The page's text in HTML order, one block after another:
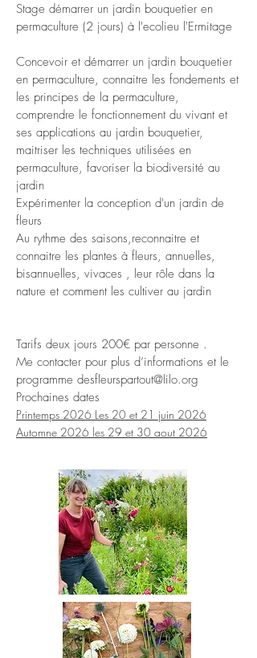
Stage démarrer un jardin bouquetier en
permaculture (2 jours) à l'ecolieu l'Ermitage
Concevoir et démarrer un jardin bouquetier
en permaculture, connaitre les fondements et
les principes de la permaculture,
comprendre le fonctionnement du vivant et
ses applications au jardin bouquetier,
maitriser les techniques utilisées en
permaculture, favoriser la biodiversité au
jardin
Expérimenter la conception d'un jardin de
fleurs
Au rythme des saisons,reconnaitre et
connaitre les plantes à fleurs, annuelles,
bisannuelles, vivaces , leur rôle dans la
nature et comment les cultiver au jardin
Tarifs deux jours 200€ par personne .
Me contacter pour plus d’informations et le
programme desfleurspartout@lilo.org
Prochaines dates
Printemps 2026 Les 20 et 21 juin 2026
Automne 2026 les 29 et 30 aout 2026